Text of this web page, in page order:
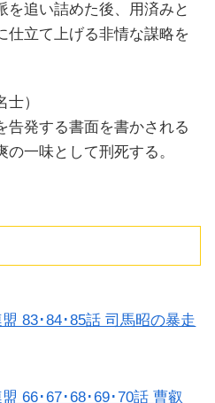
を追い詰めた後、用済みと
仕立て上げる非情な謀略を
）
告発する書面を書かされる
一味として刑死する。
83･84･85話 司馬昭の暴走
66･67･68･69･70話 曹叡